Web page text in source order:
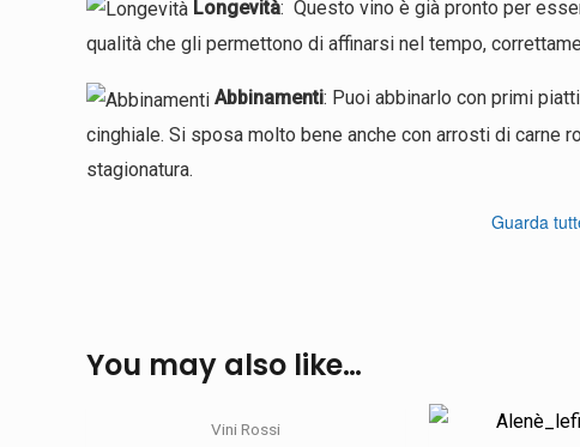
Longevità: Questo vino è già pronto per
qualità che gli permettono di affinarsi nel tempo,
Abbinamenti: Puoi abbinarlo con primi
cinghiale. Si sposa molto bene anche con arrosti di carne
stagionatura.
Guarda
You may also like…
Vini Rossi